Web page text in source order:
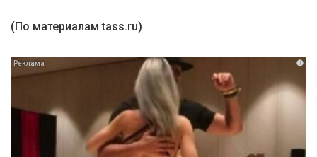
(По материалам tass.ru)
i